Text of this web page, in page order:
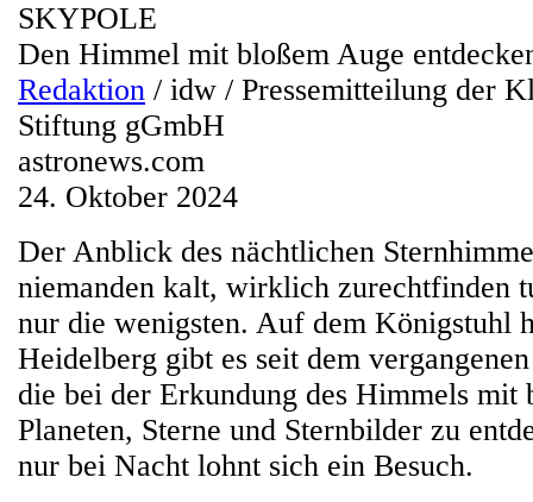
SKYPOLE
Den Himmel mit bloßem Auge
Redaktion / idw / Pressemitteilung der
Stiftung gGmbH
astronews.com
24. Oktober 2024
Der Anblick des nächtlichen
niemanden kalt, wirklich zurechtfinden
nur die wenigsten. Auf dem Königstuhl
Heidelberg gibt es seit dem
die bei der Erkundung des Himmels
Planeten, Sterne und Sternbilder zu
nur bei Nacht lohnt sich ein Besuch.